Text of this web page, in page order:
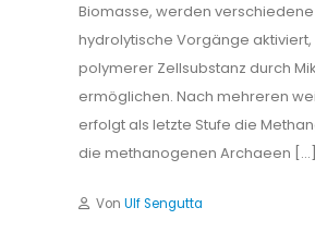
Biomasse, werden
hydrolytische Vorgänge
polymerer Zellsubstanz durch
ermöglichen. Nach mehreren
erfolgt als letzte Stufe die
die methanogenen Archaeen […]
Von Ulf Sengutta